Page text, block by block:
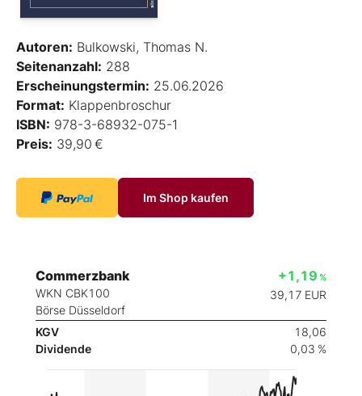
Autoren: Bulkowski, Thomas N.
Seitenanzahl: 288
Erscheinungstermin: 25.06.2026
Format: Klappenbroschur
ISBN: 978-3-68932-075-1
Preis: 39,90 €
Im Shop kaufen
Commerzbank
WKN CBK100
Börse Düsseldorf
+1,19 %
39,17 EUR
KGV
18,06
Dividende
0,03 %